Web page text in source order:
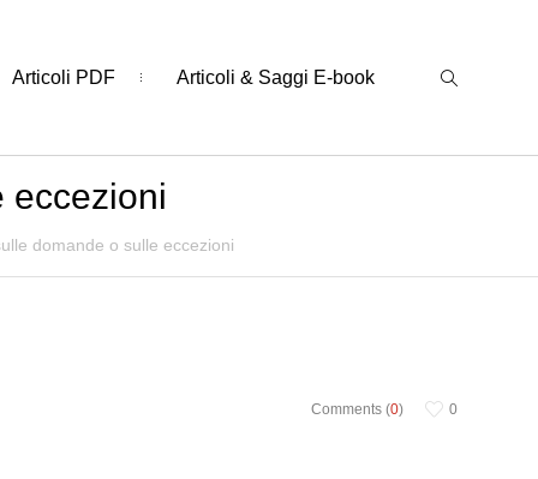
Articoli PDF Articoli & Saggi E-book
eccezioni
domande o sulle eccezioni
Comments (0) 0